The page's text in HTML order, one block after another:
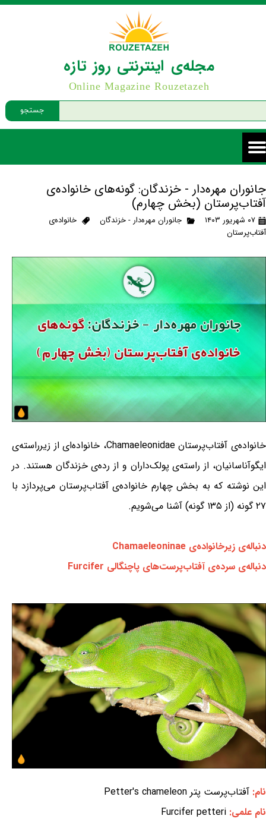
جستجو
مجله‌ی اینترنتی روز تازه
Online Magazine Rouzetazeh
جانوران مهره‌دار - خزندگان: گونه‌های خانواده‌ی
آفتاب‌پرستان (بخش چهارم)
۰۷ شهریور ۱۴۰۳ جانوران مهره‌دار - خزندگان
خانواده‌ی
آفتاب‌پرستان
خانواده‌ی آفتاب‌پرستان Chamaeleonidae، خانواده‌ای از زیرراسته‌ی
ایگوآناسانیان، از راسته‌ی پولک‌داران و از رده‌ی خزندگان هستند. در
این نوشته که به بخش چهارم خانواده‌ی آفتاب‌پرستان می‌پردازد با
۲۷ گونه (از ۱۳۵ گونه) آشنا می‌شویم.
دنباله‌ی زیرخانواده‌ی Chamaeleoninae
دنباله‌ی سرده‌ی آفتاب‌پرست‌های پاچنگالی Furcifer
نام: آفتاب‌پرست پتر Petter's chameleon
نام علمی: Furcifer petteri